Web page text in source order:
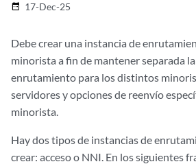
date_range 17-Dec-25
Debe crear una instancia de
minorista a fin de mantener separada
enrutamiento para los distintos
servidores y opciones de reenvío
minorista.
Hay dos tipos de instancias de
crear: acceso o NNI. En los siguientes